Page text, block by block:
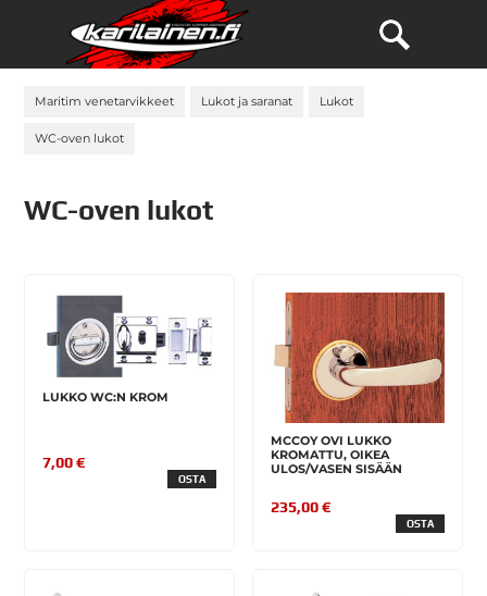
Maritim venetarvikkeet Lukot ja saranat Lukot
WC-oven lukot
WC-oven lukot
LUKKO WC:N KROM
7,00 €
OSTA
MCCOY OVI LUKKO
KROMATTU, OIKEA
ULOS/VASEN SISÄÄN
235,00 €
OSTA